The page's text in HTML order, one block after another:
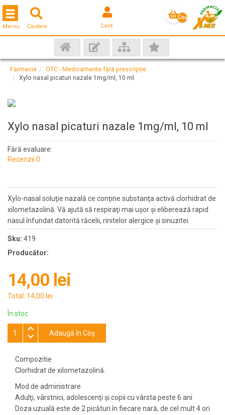
Cautare Cont
Coş
Toggle navigation
Meniu
Farmacie
OTC - Medicamente fără prescripție
Xylo nasal picaturi nazale 1mg/ml, 10 ml
Xylo nasal picaturi nazale 1mg/ml, 10 ml
Fără evaluare:
Recenzii 0
Xylo-nasal soluţie nazală ce conţine substanţa activă clorhidrat de
xilometazolină. Vă ajută să respiraţi mai uşor şi eliberează rapid
nasul înfundat datorită răcelii, rinitelor alergice şi sinuzitei.
Sku: 419
Producător:
14,00 lei
Total: 14,00 lei
În stoc
Adaugă în Coş
Compozitie
Clorhidrat de xilometazolină.
Mod de administrare
Adulţi, vârstnici, adolescenţi şi copii cu vârsta peste 6 ani
Doza uzuală este de 2 picături în fiecare nară, de cel mult 4 ori